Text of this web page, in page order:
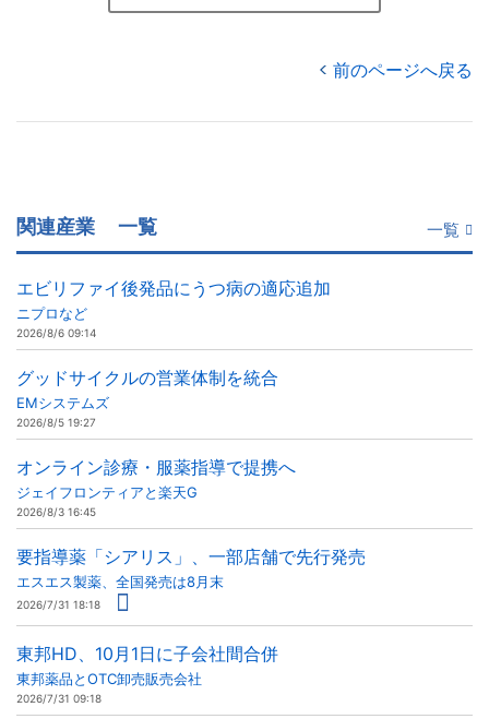
前のページへ戻る
関連産業 一覧 一覧
エビリファイ後発品にうつ病の適応追加
ニプロなど
2026/8/6 09:14
グッドサイクルの営業体制を統合
EMシステムズ
2026/8/5 19:27
オンライン診療・服薬指導で提携へ
ジェイフロンティアと楽天G
2026/8/3 16:45
要指導薬「シアリス」、一部店舗で先行発売
エスエス製薬、全国発売は8月末
2026/7/31 18:18
東邦HD、10月1日に子会社間合併
東邦薬品とOTC卸売販売会社
2026/7/31 09:18